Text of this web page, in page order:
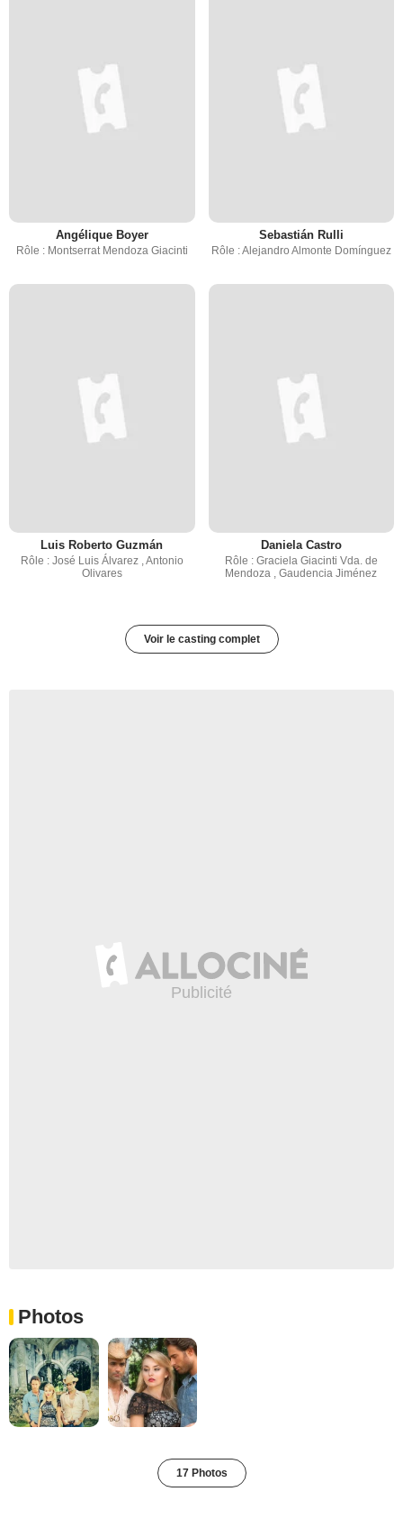
Angélique Boyer
Rôle : Montserrat Mendoza Giacinti
Sebastián Rulli
Rôle : Alejandro Almonte Domínguez
Luis Roberto Guzmán
Rôle : José Luis Álvarez , Antonio
Olivares
Daniela Castro
Rôle : Graciela Giacinti Vda. de
Mendoza , Gaudencia Jiménez
Voir le casting complet
Photos
17 Photos